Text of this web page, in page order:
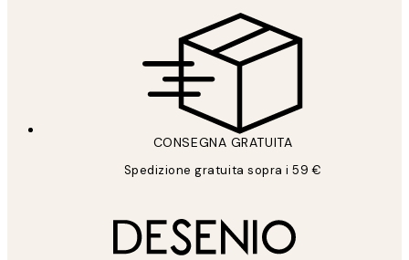
CONSEGNA GRATUITA
Spedizione gratuita sopra i 59 €